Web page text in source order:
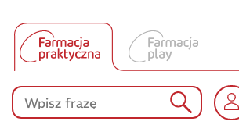
Produkty Polpharmy
KONKURSY